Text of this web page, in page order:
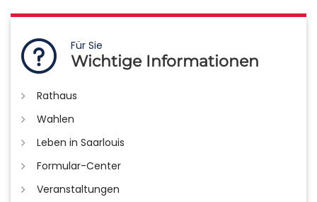
Für Sie
Wichtige Informationen
Rathaus
Wahlen
Leben in Saarlouis
Formular-Center
Veranstaltungen